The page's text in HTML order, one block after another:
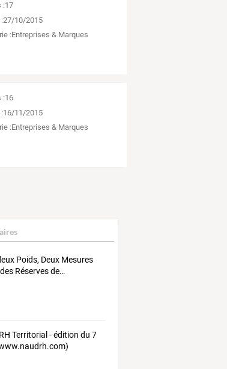
:17
27/10/2015
:Entreprises & Marques
:16
16/11/2015
:Entreprises & Marques
Poids, Deux Mesures
des Réservesde…
Territorial - édition du 7